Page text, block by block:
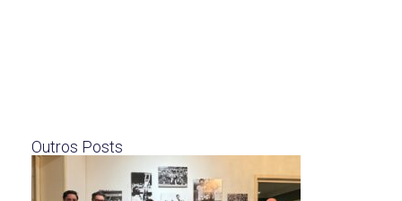
Outros Posts